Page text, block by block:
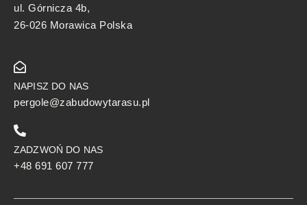
ul. Górnicza 4b,
26-026 Morawica Polska
NAPISZ DO NAS
pergole@zabudowytarasu.pl
ZADZWOŃ DO NAS
+48 691 607 777